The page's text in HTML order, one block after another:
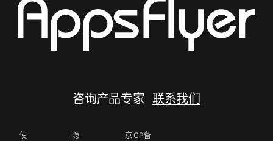
咨询产品专家 联系我们
使 隐 京ICP备